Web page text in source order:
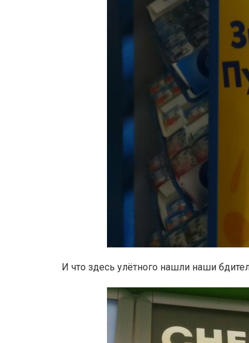
И что здесь улётного нашли наши